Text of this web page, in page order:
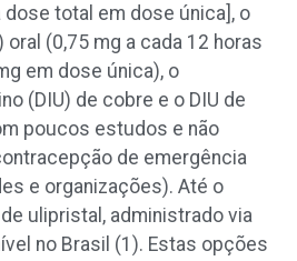
dose total em dose única], o
oral (0,75 mg a cada 12 horas
em dose única), o
(DIU) de cobre e o DIU de
poucos estudos e não
de emergência
e organizações). Até o
ulipristal, administrado via
no Brasil (1). Estas opções